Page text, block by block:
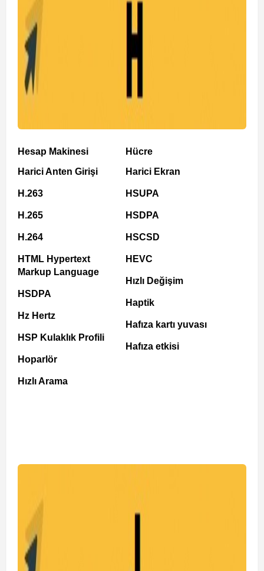
Hesap Makinesi
Harici Anten Girişi
H.263
H.265
H.264
HTML Hypertext
Markup Language
HSDPA
Hz Hertz
HSP Kulaklık Profili
Hoparlör
Hızlı Arama
Hücre
Harici Ekran
HSUPA
HSDPA
HSCSD
HEVC
Hızlı Değişim
Haptik
Hafıza kartı yuvası
Hafıza etkisi